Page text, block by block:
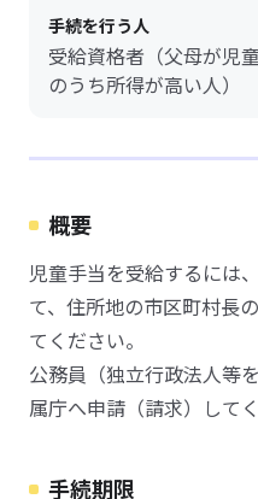
手続を行う人
受給資格者（父母が児
のうち所得が高い人）
概要
児童手当を受給するには
て、住所地の市区町村長
てください。
公務員（独立行政法人等
属庁へ申請（請求）して
手続期限